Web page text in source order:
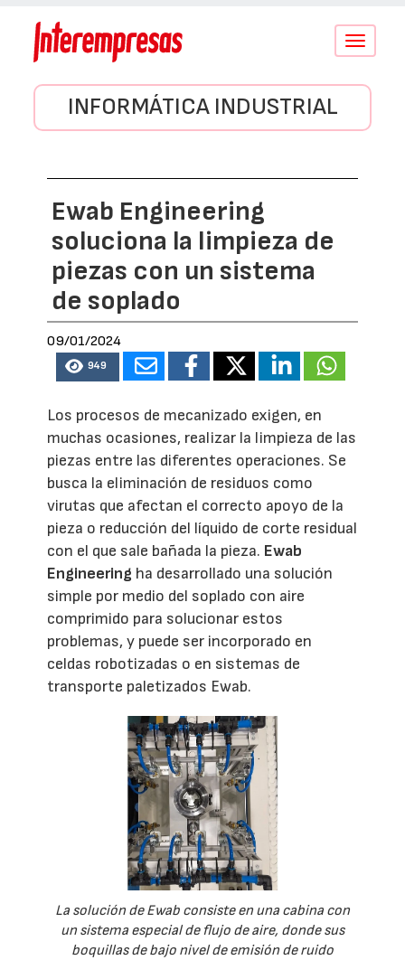
Conmutar
INFORMÁTICA INDUSTRIAL
Ewab Engineering
soluciona la limpieza de
piezas con un sistema
de soplado
09/01/2024
949
Los procesos de mecanizado exigen, en
muchas ocasiones, realizar la limpieza de las
piezas entre las diferentes operaciones. Se
busca la eliminación de residuos como
virutas que afectan el correcto apoyo de la
pieza o reducción del líquido de corte residual
con el que sale bañada la pieza. Ewab
Engineering ha desarrollado una solución
simple por medio del soplado con aire
comprimido para solucionar estos
problemas, y puede ser incorporado en
celdas robotizadas o en sistemas de
transporte paletizados Ewab.
La solución de Ewab consiste en una cabina con
un sistema especial de flujo de aire, donde sus
boquillas de bajo nivel de emisión de ruido